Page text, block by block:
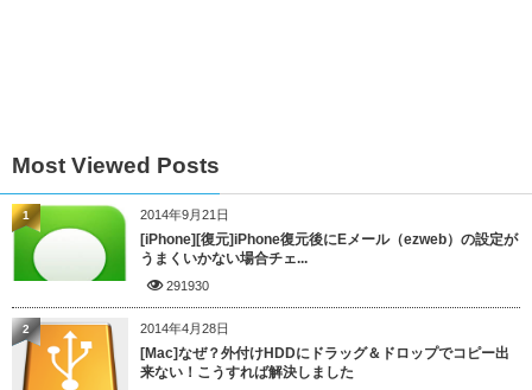
Most Viewed Posts
2014年9月21日
[iPhone][復元]iPhone復元後にEメール（ezweb）の設定が
うまくいかない場合チェ...
291930
1
2014年4月28日
[Mac]なぜ？外付けHDDにドラッグ＆ドロップでコピー出
来ない！こうすれば解決しました
2